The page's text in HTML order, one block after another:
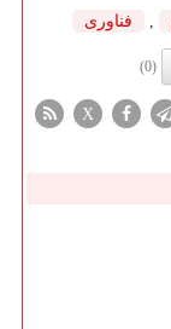
, فناوری
(0)
X